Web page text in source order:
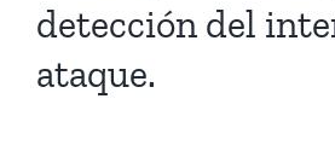
detección del
ataque.